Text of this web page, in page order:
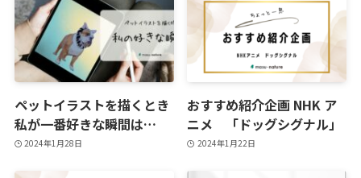
ペットイラストを描くとき
私が一番好きな瞬間は…
2024年1月28日
おすすめ紹介企画 NHK ア
ニメ 「ドッグシグナル」
2024年1月22日